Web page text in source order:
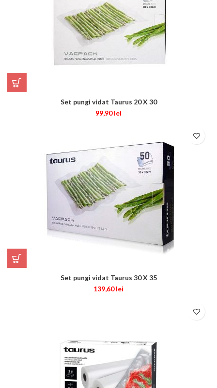
Set pungi vidat Taurus 20 X 30
99,90lei
Set pungi vidat Taurus 30 X 35
139,60lei